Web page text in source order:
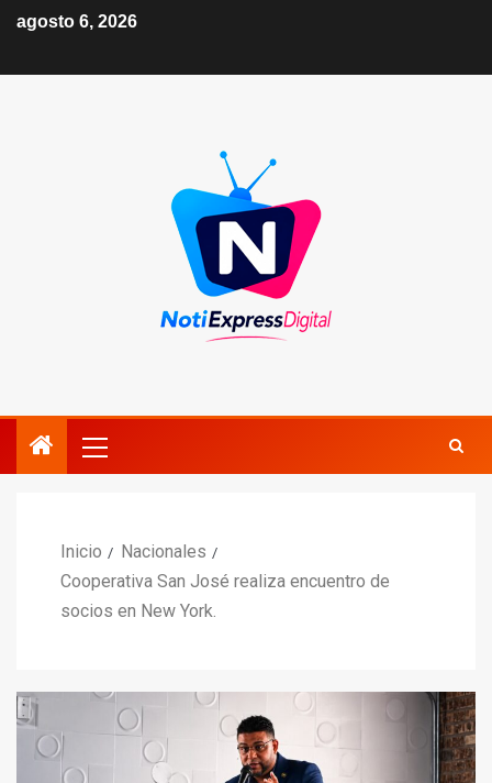
agosto 6, 2026
Inicio
Nacionales
Cooperativa San José realiza encuentro de
socios en New York.